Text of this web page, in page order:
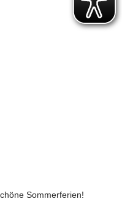
Sommerferien!